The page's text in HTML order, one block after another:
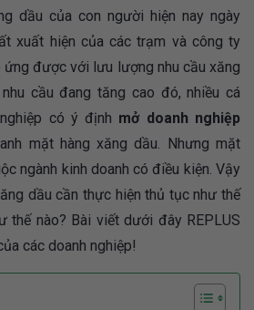
dầu của con người hiện nay ngày
xuất hiện của các trạm và công ty
được với lưu lượng nhu cầu xăng
cầu đang tăng cao đó, nhiều cá
có ý định mở doanh nghiệp
mặt hàng xăng dầu. Nhưng mặt
ngành kinh doanh có điều kiện. Vậy
dầu cần thực hiện thủ tục như thế
thế nào? Bài viết dưới đây REPLUS
các doanh nghiệp!